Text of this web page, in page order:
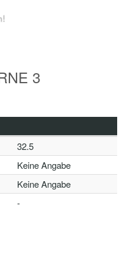
3
32.5
Keine Angabe
Keine Angabe
-